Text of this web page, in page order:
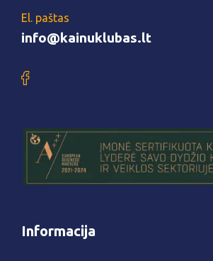
El. paštas
info@kainuklubas.lt
Informacija